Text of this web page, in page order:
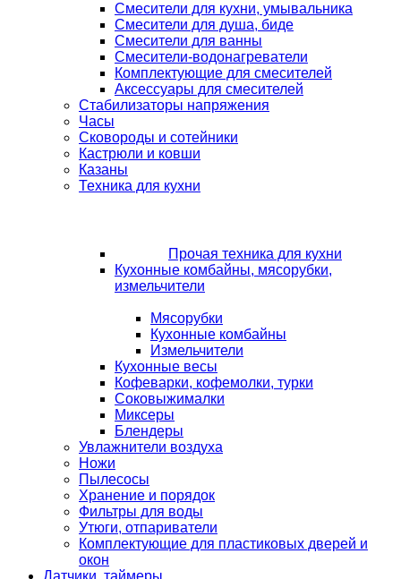
Смесители для кухни, умывальника
Смесители для душа, биде
Смесители для ванны
Смесители-водонагреватели
Комплектующие для смесителей
Аксессуары для смесителей
Стабилизаторы напряжения
Часы
Сковороды и сотейники
Кастрюли и ковши
Казаны
Техника для кухни
Прочая техника для кухни
Кухонные комбайны, мясорубки,
измельчители
Мясорубки
Кухонные комбайны
Измельчители
Кухонные весы
Кофеварки, кофемолки, турки
Соковыжималки
Миксеры
Блендеры
Увлажнители воздуха
Ножи
Пылесосы
Хранение и порядок
Фильтры для воды
Утюги, отпариватели
Комплектующие для пластиковых дверей и
окон
Датчики, таймеры